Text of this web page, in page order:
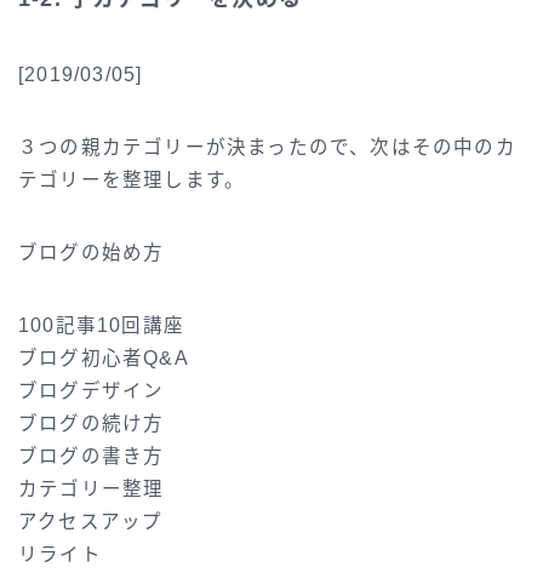
[2019/03/05]
３つの親カテゴリーが決まったので、次はその中のカ
テゴリーを整理します。
ブログの始め方
100記事10回講座
ブログ初心者Q&A
ブログデザイン
ブログの続け方
ブログの書き方
カテゴリー整理
アクセスアップ
リライト